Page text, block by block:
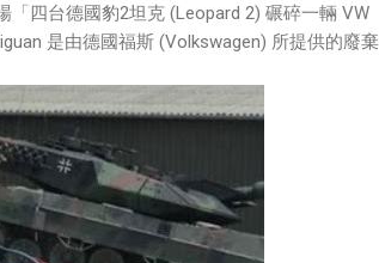
四台德國豹2坦克 (Leopard 2) 碾碎一輛 VW
是由德國福斯 (Volkswagen) 所提供的廢